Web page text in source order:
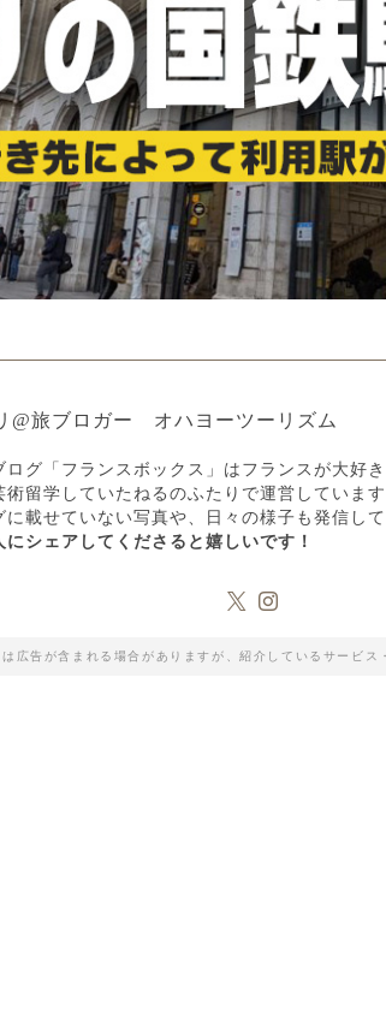
@旅ブロガー オハヨーツーリズム
ログ「フランスボックス」はフランスが大好
術留学していたねるのふたりで運営していま
に載せていない写真や、日々の様子も発信して
にシェアしてくださると嬉しいです！
広告が含まれる場合がありますが、紹介しているサービス